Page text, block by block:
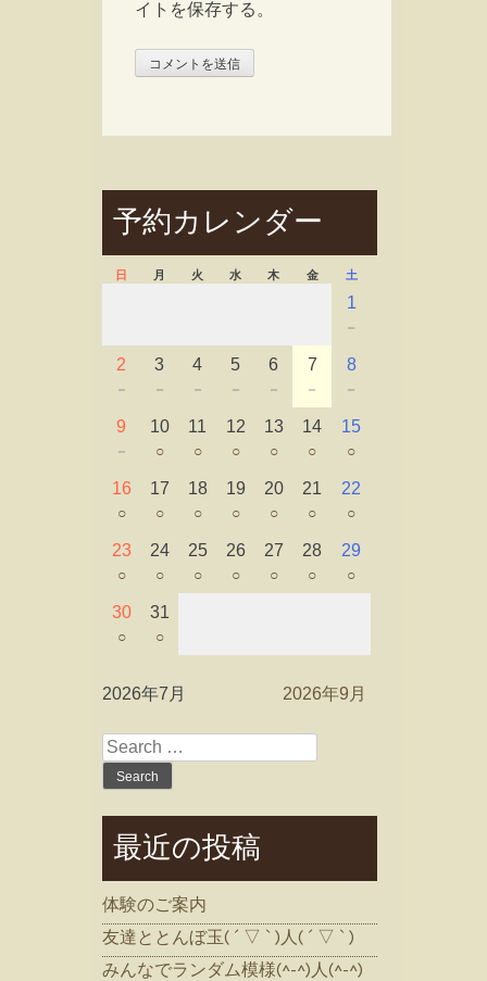
イトを保存する。
予約カレンダー
日 月 火 水 木 金 土
1
－
2
－
3
－
4
－
5
－
6
－
7
－
8
－
9
－
10
○
11
○
12
○
13
○
14
○
15
○
16
○
17
○
18
○
19
○
20
○
21
○
22
○
23
○
24
○
25
○
26
○
27
○
28
○
29
○
30
○
31
○
2026年7月 2026年9月
Search
for:
最近の投稿
体験のご案内
友達ととんぼ玉( ´ ▽ ` )人( ´ ▽ ` )
みんなでランダム模様(^-^)人(^-^)